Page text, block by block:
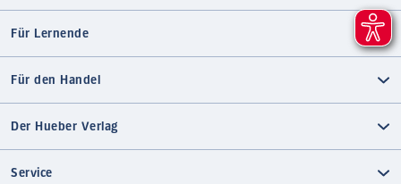
Für Lernende
Für den Handel
Der Hueber Verlag
Service